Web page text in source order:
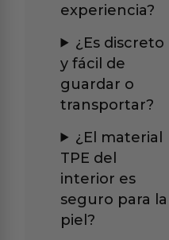
experiencia?
¿Es discreto
y fácil de
guardar o
transportar?
¿El material
TPE del
interior es
seguro para la
piel?